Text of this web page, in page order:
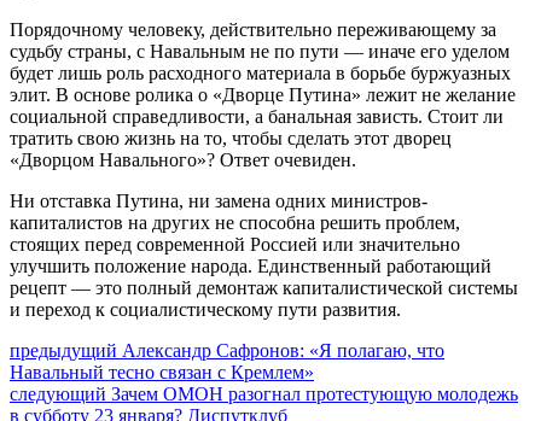
Порядочному человеку, действительно переживающему за
судьбу страны, с Навальным не по пути — иначе его уделом
будет лишь роль расходного материала в борьбе буржуазных
элит. В основе ролика о «Дворце Путина» лежит не желание
социальной справедливости, а банальная зависть. Стоит ли
тратить свою жизнь на то, чтобы сделать этот дворец
«Дворцом Навального»? Ответ очевиден.
Ни отставка Путина, ни замена одних министров-
капиталистов на других не способна решить проблем,
стоящих перед современной Россией или значительно
улучшить положение народа. Единственный работающий
рецепт — это полный демонтаж капиталистической системы
и переход к социалистическому пути развития.
Навигация
по
предыдущий Предыдущий
пост:
Александр Сафронов: «Я полагаю, что
Навальный тесно связан с Кремлем»
следующий Следующее
сообщение:
Зачем ОМОН разогнал протестующую молодежь
в субботу 23 января? Диспутклуб